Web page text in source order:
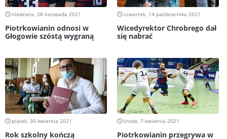
niedziela, 28 listopada 2021
Piotrkowianin odnosi w
Głogowie szóstą wygraną
czwartek, 14 października 2021
Wicedyrektor Chrobrego dał
się nabrać
piątek, 30 kwietnia 2021
Rok szkolny kończą
środa, 7 kwietnia 2021
Piotrkowianin przegrywa w